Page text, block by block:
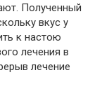
Полученный
вкус у
к настою
лечения в
лечение